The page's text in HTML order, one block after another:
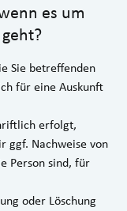
es um
Sie betreffenden
für eine Auskunft
erfolgt,
ggf. Nachweise von
Person sind, für
oder Löschung